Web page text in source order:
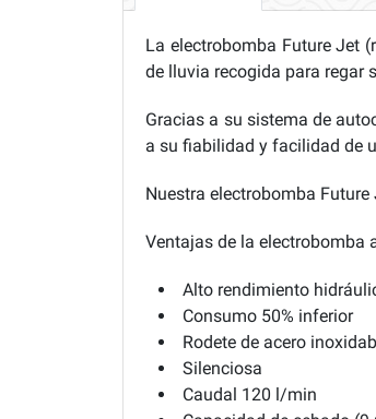
La electrobomba Future Jet
de lluvia recogida para regar
Gracias a su sistema de
a su fiabilidad y facilidad de
Nuestra electrobomba
Ventajas de la electrobomba
Alto rendimiento
Consumo 50% inferior
Rodete de acero
Silenciosa
Caudal 120 l/min